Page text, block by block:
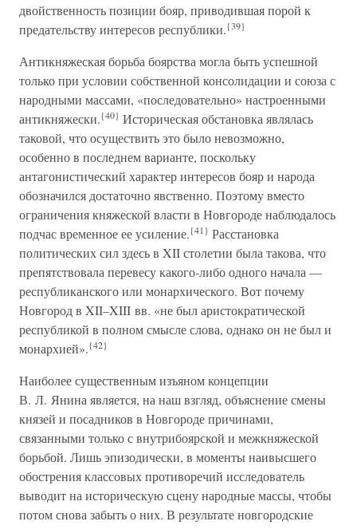
двойственность позиции бояр, приводившая порой к
предательству интересов республики.{39}
Антикняжеская борьба боярства могла быть успешной
только при условии собственной консолидации и союза с
народными массами, «последовательно» настроенными
антикняжески.{40} Историческая обстановка являлась
таковой, что осуществить это было невозможно,
особенно в последнем варианте, поскольку
антагонистический характер интересов бояр и народа
обозначился достаточно явственно. Поэтому вместо
ограничения княжеской власти в Новгороде наблюдалось
подчас временное ее усиление.{41} Расстановка
политических сил здесь в XII столетии была такова, что
препятствовала перевесу какого-либо одного начала —
республиканского или монархического. Вот почему
Новгород в XII–XIII вв. «не был аристократической
республикой в полном смысле слова, однако он не был и
монархией».{42}
Наиболее существенным изъяном концепции
В. Л. Янина является, на наш взгляд, объяснение смены
князей и посадников в Новгороде причинами,
связанными только с внутрибоярской и межкняжеской
борьбой. Лишь эпизодически, в моменты наивысшего
обострения классовых противоречий исследователь
выводит на историческую сцену народные массы, чтобы
потом снова забыть о них. В результате новгородские